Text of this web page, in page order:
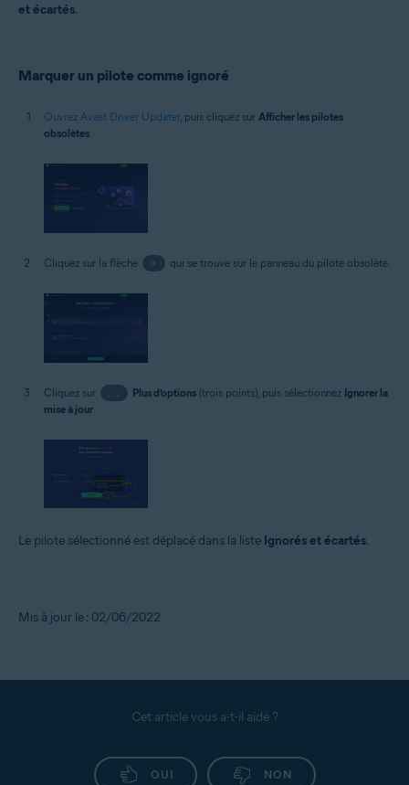
et écartés.
Marquer un pilote comme ignoré
Ouvrez Avast Driver Updater, puis cliquez sur Afficher les pilotes
obsolètes
Cliquez sur la flèche > qui se trouve sur le panneau du pilote obsolète.
Cliquez sur Plus d’options(trois points), puis sélectionnez Ignorer la
mise à jour
Le pilote sélectionné est déplacé dans la liste Ignorés et écartés.
Mis à jour le : 02/06/2022
Cet article vous a-t-il aidé ?
OUI NON